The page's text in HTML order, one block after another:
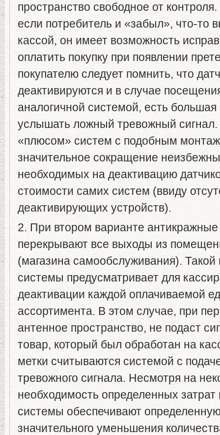
пространство свободное от
если потребитель и «забыл», что-то
кассой, он имеет возможность
оплатить покупку при появлении
покупателю следует помнить, что
деактивируются и в случае
аналогичной системой, есть большая
услышать ложный тревожный
«плюсом» систем с подобным
значительное сокращение
необходимых на деактивацию
стоимости самих систем (ввиду
деактивирующих устройств).
2. При втором варианте антикражные
перекрывают все выходы из
(магазина самообслуживания). Такой
системы предусматривает для
деактивации каждой оплачиваемой
ассортимента. В этом случае, при
антенное пространство, не подаст
товар, который был обработан на
метки считываются системой с
тревожного сигнала. Несмотря на
необходимость определенных
системы обеспечивают
значительного уменьшения